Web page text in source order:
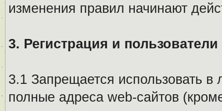
изменения правил начинают
3. Регистрация и пользователи
3.1 Запрещается использовать
полные адреса web-сайтов